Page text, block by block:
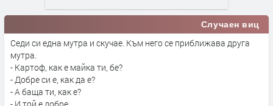
Случаен виц
Седи си една мутра и скучае. Към него се приближава друга
мутра.
- Картоф, как е майка ти, бе?
- Добре си е, как да е?
- А баща ти, как е?